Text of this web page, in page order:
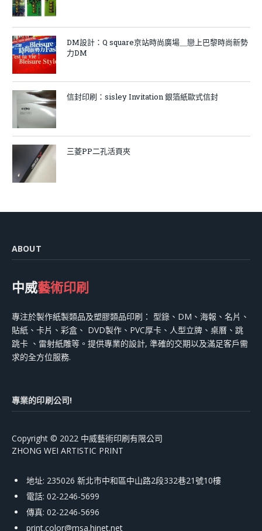
DM設計：Q square京站時尚廣場＿戀上巴黎時尚新勢
力DM
信封印刷：sisley Invitation 銀箔紙歐式信封
三菱PP二孔活頁夾
ABOUT
中威藝術印刷
專注於製作紙製類品及塑膠類品印刷： 型錄、DM、海報、名片、
貼紙、卡片、彩盒、 DVD製作、PVC厚卡、人型立牌、桌曆、跳
跳卡 、雷射紙雕等。提供專業的設計, 準確的交期以及滿足客戶需
求的全方位服務.
專業的印刷公司!
Copyright © 2022 中威藝術印刷有限公司
ZHONG WEI ARTISTIC PRINT
地址: 235026 新北市中和區中山路2段332巷21號10樓
電話: 02-2246-5699
傳真: 02-2246-5696
print.color@msa.hinet.net